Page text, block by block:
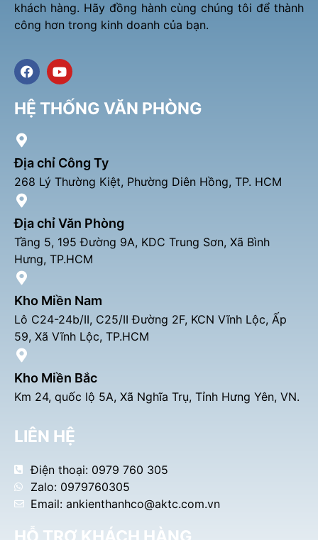
khách hàng. Hãy đồng hành cùng chúng tôi để thành
công hơn trong kinh doanh của bạn.
F
a
e
b
o
Y
o
t
u
HỆ THỐNG VĂN PHÒNG
Địa chỉ Công Ty
268 Lý Thường Kiệt, Phường Diên Hồng, TP. HCM
Địa chỉ Văn Phòng
Tầng 5, 195 Đường 9A, KDC Trung Sơn, Xã Bình
Hưng, TP.HCM
Kho Miền Nam
Lô C24-24b/II, C25/II Đường 2F, KCN Vĩnh Lộc, Ấp
59, Xã Vĩnh Lộc, TP.HCM
Kho Miền Bắc
Km 24, quốc lộ 5A, Xã Nghĩa Trụ, Tỉnh Hưng Yên, VN.
LIÊN HỆ
Điện thoại: 0979 760 305
Zalo: 0979760305
Email: ankienthanhco@aktc.com.vn